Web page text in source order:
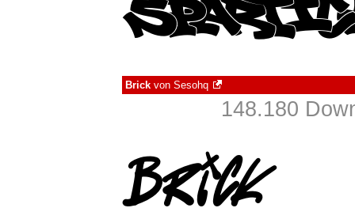
Brick von Sesohq
148.180